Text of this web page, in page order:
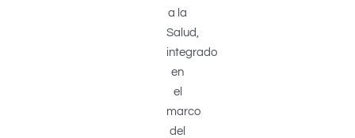
a la
Salud,
integrado
en
el
marco
del